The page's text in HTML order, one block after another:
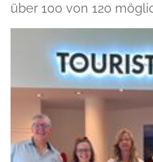
über 100 von 120